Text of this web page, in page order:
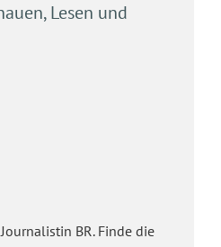
Lesen und
BR. Finde die